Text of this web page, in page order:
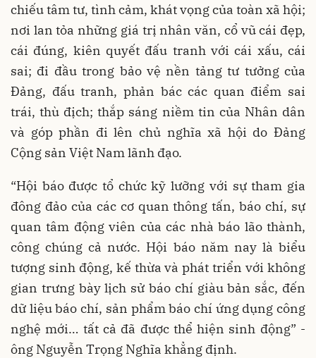
chiếu tâm tư, tình cảm, khát vọng của toàn xã hội;
nơi lan tỏa những giá trị nhân văn, cổ vũ cái đẹp,
cái đúng, kiên quyết đấu tranh với cái xấu, cái
sai; đi đầu trong bảo vệ nền tảng tư tưởng của
Đảng, đấu tranh, phản bác các quan điểm sai
trái, thù địch; thắp sáng niềm tin của Nhân dân
và góp phần đi lên chủ nghĩa xã hội do Đảng
Cộng sản Việt Nam lãnh đạo.
“Hội báo được tổ chức kỹ lưỡng với sự tham gia
đông đảo của các cơ quan thông tấn, báo chí, sự
quan tâm động viên của các nhà báo lão thành,
công chúng cả nước. Hội báo năm nay là biểu
tượng sinh động, kế thừa và phát triển với không
gian trưng bày lịch sử báo chí giàu bản sắc, đến
dữ liệu báo chí, sản phẩm báo chí ứng dụng công
nghệ mới… tất cả đã được thể hiện sinh động” -
ông Nguyễn Trọng Nghĩa khẳng định.